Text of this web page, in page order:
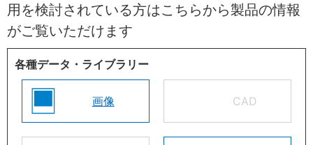
用を検討されている方はこちらから製品の情報
がご覧いただけます
各種データ・ライブラリー
画像 CAD